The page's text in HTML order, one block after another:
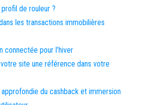
de rouleur ?
les transactions immobilières
connectée pour l’hiver
site une référence dans votre
approfondie du cashback et immersion